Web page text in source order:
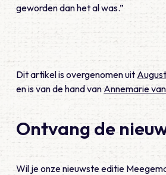
geworden dan het al was.”
Dit artikel is overgenomen uit
en is van de hand vanAnnemarie
Ontvang de
Wil je onze nieuwste editie